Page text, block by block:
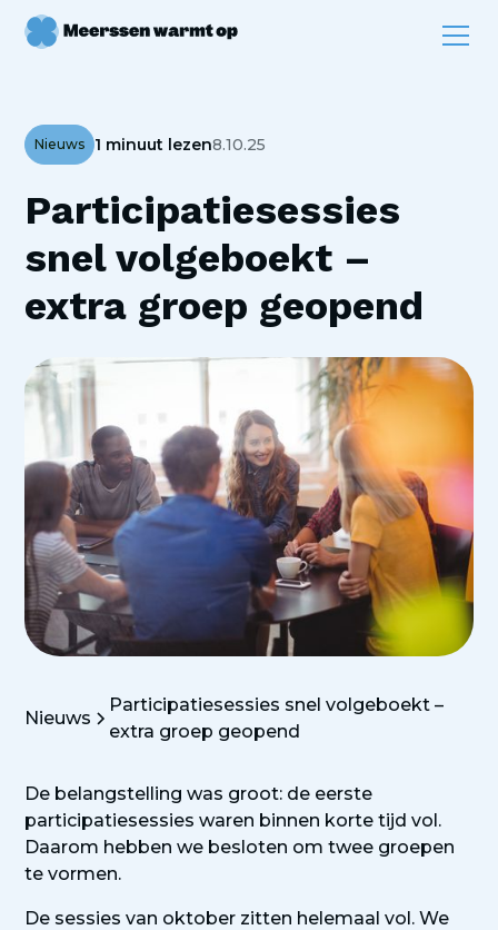
Nieuws 1 minuut lezen8.10.25
Participatiesessies
snel volgeboekt –
extra groep geopend
Nieuws
Participatiesessies snel volgeboekt –
extra groep geopend
De belangstelling was groot: de eerste
participatiesessies waren binnen korte tijd vol.
Daarom hebben we besloten om twee groepen
te vormen.
De sessies van oktober zitten helemaal vol. We